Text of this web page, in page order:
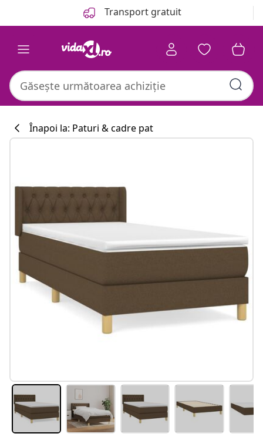
Transport gratuit
Înapoi la: Paturi & cadre pat